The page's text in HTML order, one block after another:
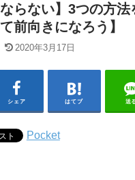
ならない】3つの方
前向きになろう】
2020年3月17日
シェア はてブ 送
Pocket